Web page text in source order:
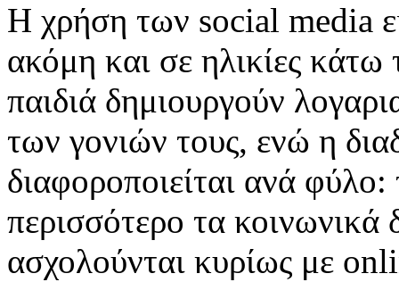
Η χρήση των social media
ακόμη και σε ηλικίες
παιδιά δημιουργούν
των γονιών τους, ενώ η
διαφοροποιείται ανά
περισσότερο τα κοινωνικά
ασχολούνται κυρίως με